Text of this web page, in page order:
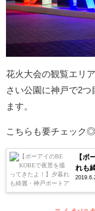
花火大会の観覧エリ
さい公園に神戸で2
ます。
こちらも要チェック◎
【ポ
れも